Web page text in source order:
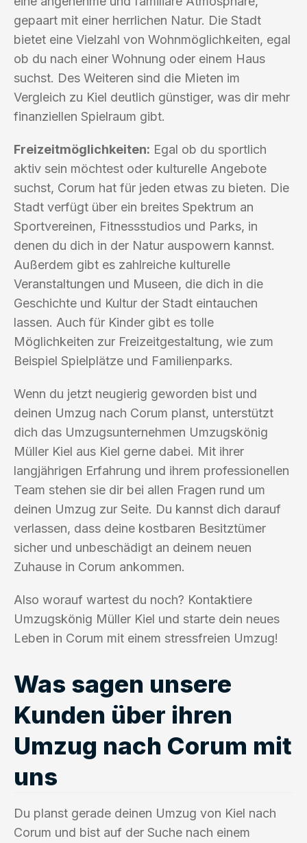
gepaart mit einer herrlichen Natur. Die Stadt
bietet eine Vielzahl von Wohnmöglichkeiten, egal
ob du nach einer Wohnung oder einem Haus
suchst. Des Weiteren sind die Mieten im
Vergleich zu Kiel deutlich günstiger, was dir mehr
finanziellen Spielraum gibt.
Freizeitmöglichkeiten: Egal ob du sportlich
aktiv sein möchtest oder kulturelle Angebote
suchst, Corum hat für jeden etwas zu bieten. Die
Stadt verfügt über ein breites Spektrum an
Sportvereinen, Fitnessstudios und Parks, in
denen du dich in der Natur auspowern kannst.
Außerdem gibt es zahlreiche kulturelle
Veranstaltungen und Museen, die dich in die
Geschichte und Kultur der Stadt eintauchen
lassen. Auch für Kinder gibt es tolle
Möglichkeiten zur Freizeitgestaltung, wie zum
Beispiel Spielplätze und Familienparks.
Wenn du jetzt neugierig geworden bist und
deinen Umzug nach Corum planst, unterstützt
dich das Umzugsunternehmen Umzugskönig
Müller Kiel aus Kiel gerne dabei. Mit ihrer
langjährigen Erfahrung und ihrem professionellen
Team stehen sie dir bei allen Fragen rund um
deinen Umzug zur Seite. Du kannst dich darauf
verlassen, dass deine kostbaren Besitztümer
sicher und unbeschädigt an deinem neuen
Zuhause in Corum ankommen.
Also worauf wartest du noch? Kontaktiere
Umzugskönig Müller Kiel und starte dein neues
Leben in Corum mit einem stressfreien Umzug!
Was sagen unsere
Kunden über ihren
Umzug nach Corum mit
uns
Du planst gerade deinen Umzug von Kiel nach
Corum und bist auf der Suche nach einem